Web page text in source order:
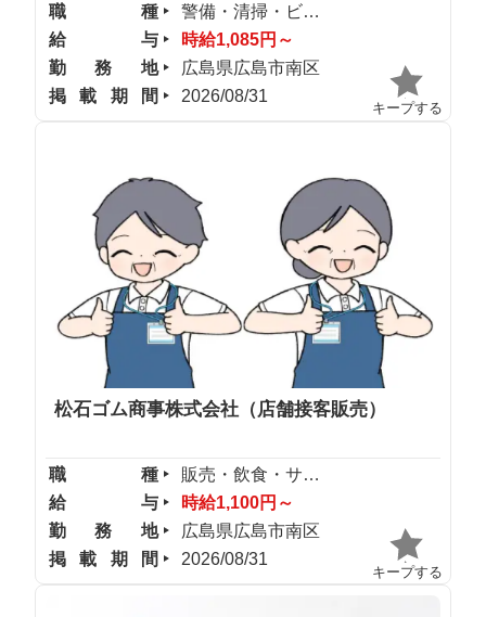
職種
警備・清掃・ビル管理
給与
時給1,085円～
勤務地
広島県広島市南区
掲載期間
2026/08/31
キープする
松石ゴム商事株式会社（店舗接客販売）
職種
販売・飲食・サービス
給与
時給1,100円～
勤務地
広島県広島市南区
掲載期間
2026/08/31
キープする